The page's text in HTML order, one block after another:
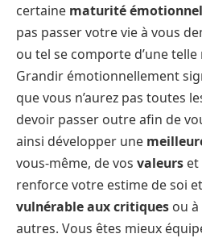
certaine maturité
pas passer votre vie à vous
ou tel se comporte d’une
Grandir émotionnellement
que vous n’aurez pas toutes
devoir passer outre afin de
ainsi développer une
vous-même, de vos valeurs et
renforce votre estime de soi
vulnérable aux critiques ou
autres. Vous êtes mieux